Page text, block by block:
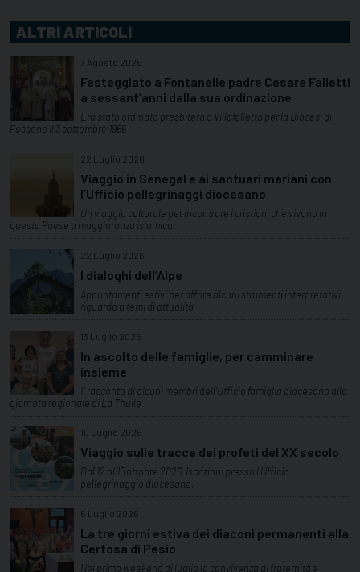
ALTRI ARTICOLI
7 Agosto 2026
Festeggiato a Fontanelle padre Cesare Falletti
a sessant’anni dalla sua ordinazione
Era stato ordinato presbitero a Villafalletto per la Diocesi di
Fossano il 3 settembre 1966
22 Luglio 2026
Viaggio in Senegal e ai santuari mariani con
l’Ufficio pellegrinaggi diocesano
Un viaggio culturale per incontrare i cristiani che vivono in
questo Paese a maggioranza islamica
22 Luglio 2026
I dialoghi dell’Alpe
Appuntamenti estivi per offrire alcuni strumenti interpretativi
riguardo a temi di attualità
13 Luglio 2026
In ascolto delle famiglie, per camminare
insieme
Il racconto di alcuni membri dell'Ufficio famiglia diocesano alla
giornata regionale di La Thuile
10 Luglio 2026
Viaggio sulle tracce dei profeti del XX secolo
Dal 12 al 15 ottobre 2026. Iscrizioni presso l'Ufficio
pellegrinaggio diocesano.
6 Luglio 2026
La tre giorni estiva dei diaconi permanenti alla
Certosa di Pesio
Nel primo weekend di luglio la convivenza di fraternità e